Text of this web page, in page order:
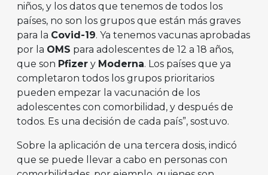
niños, y los datos que tenemos de todos los
países, no son los grupos que están más graves
para la Covid-19. Ya tenemos vacunas aprobadas
por la OMS para adolescentes de 12 a 18 años,
que son Pfizer y Moderna. Los países que ya
completaron todos los grupos prioritarios
pueden empezar la vacunación de los
adolescentes con comorbilidad, y después de
todos. Es una decisión de cada país”, sostuvo.
Sobre la aplicación de una tercera dosis, indicó
que se puede llevar a cabo en personas con